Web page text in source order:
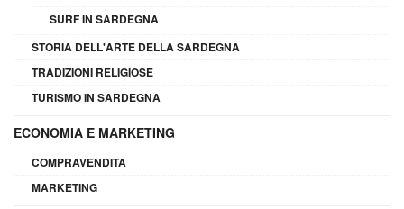
SURF IN SARDEGNA
STORIA DELL'ARTE DELLA SARDEGNA
TRADIZIONI RELIGIOSE
TURISMO IN SARDEGNA
ECONOMIA E MARKETING
COMPRAVENDITA
MARKETING